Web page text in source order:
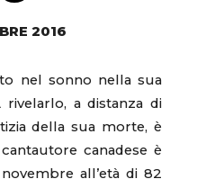
2016
nel sonno nella sua
rivelarlo, a distanza di
della sua morte, è
canadese è
all’età di 82